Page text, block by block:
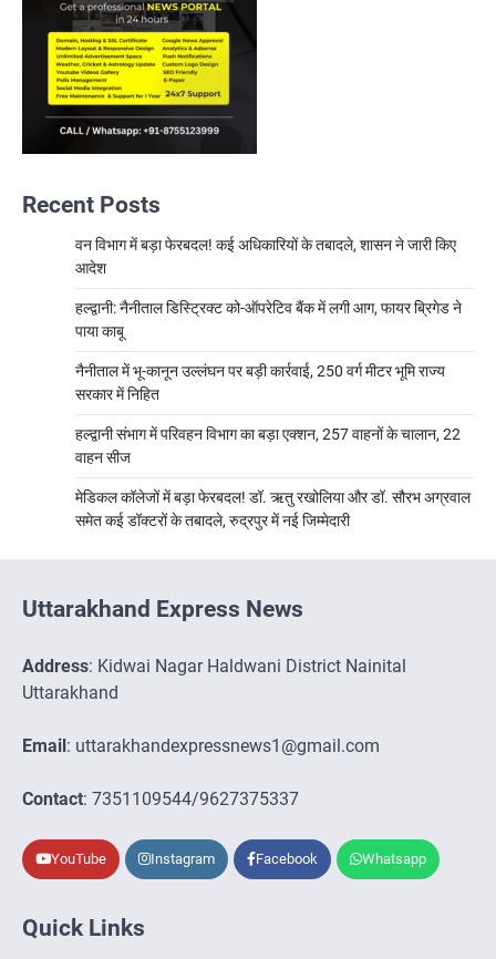
Recent Posts
वन विभाग में बड़ा फेरबदल! कई अधिकारियों के तबादले, शासन ने जारी किए
आदेश
हल्द्वानी: नैनीताल डिस्ट्रिक्ट को-ऑपरेटिव बैंक में लगी आग, फायर ब्रिगेड ने
पाया काबू
नैनीताल में भू-कानून उल्लंघन पर बड़ी कार्रवाई, 250 वर्ग मीटर भूमि राज्य
सरकार में निहित
हल्द्वानी संभाग में परिवहन विभाग का बड़ा एक्शन, 257 वाहनों के चालान, 22
वाहन सीज
मेडिकल कॉलेजों में बड़ा फेरबदल! डॉ. ऋतु रखोलिया और डॉ. सौरभ अग्रवाल
समेत कई डॉक्टरों के तबादले, रुद्रपुर में नई जिम्मेदारी
Uttarakhand Express News
Address: Kidwai Nagar Haldwani District Nainital
Uttarakhand
Email : uttarakhandexpressnews1@gmail.com
Contact: 7351109544/9627375337
YouTube Instagram Facebook Whatsapp
Quick Links